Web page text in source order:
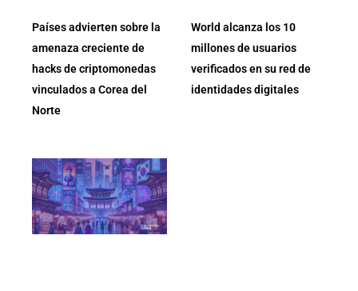
Países advierten sobre la
amenaza creciente de
hacks de criptomonedas
vinculados a Corea del
Norte
World alcanza los 10
millones de usuarios
verificados en su red de
identidades digitales